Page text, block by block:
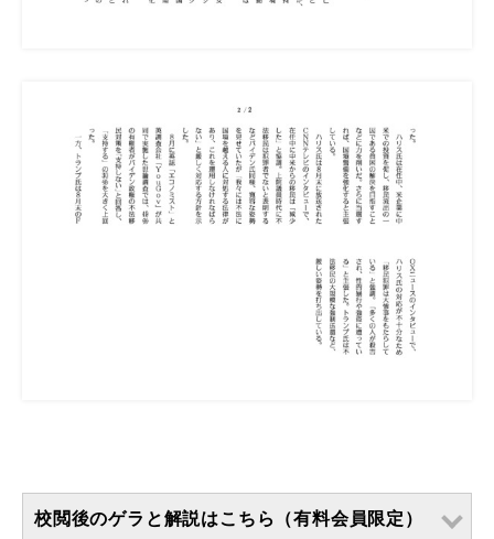
校閲後のゲラと解説はこちら（有料会員限定）